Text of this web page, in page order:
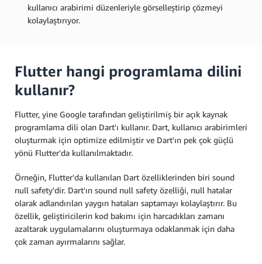
kullanıcı arabirimi düzenleriyle görselleştirip çözmeyi
kolaylaştırıyor.
Flutter hangi programlama dilini
kullanır?
Flutter, yine Google tarafından geliştirilmiş bir açık kaynak
programlama dili olan Dart'ı kullanır. Dart, kullanıcı arabirimleri
oluşturmak için optimize edilmiştir ve Dart'ın pek çok güçlü
yönü Flutter'da kullanılmaktadır.
Örneğin, Flutter'da kullanılan Dart özelliklerinden biri sound
null safety'dir. Dart'ın sound null safety özelliği, null hatalar
olarak adlandırılan yaygın hataları saptamayı kolaylaştırır. Bu
özellik, geliştiricilerin kod bakımı için harcadıkları zamanı
azaltarak uygulamalarını oluşturmaya odaklanmak için daha
çok zaman ayırmalarını sağlar.